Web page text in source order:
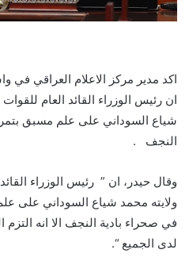
اكد مدير مركز الاعلام العراقي في
ان رئيس الوزراء القائد العام
شياع السوداني على علم مسبق
النجف .
وقال حيدر، ان ” رئيس الوزراء
ولايته محمد شياع السوداني على
في صحراء بادية النجف الا انه
لدى الجميع “.